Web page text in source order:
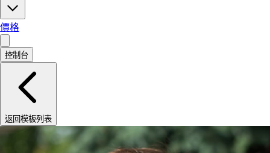
價格
控制台
返回模板列表